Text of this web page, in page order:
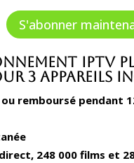
était
S'abonner
IPTV
3 Appareils
remboursé pendant
248 000 films et